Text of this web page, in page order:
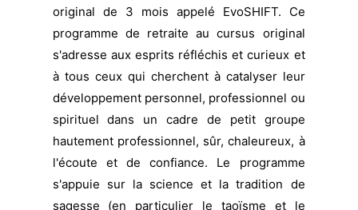
original de 3 mois appelé EvoSHIFT. Ce
programme de retraite au cursus original
s'adresse aux esprits réfléchis et curieux et
à tous ceux qui cherchent à catalyser leur
développement personnel, professionnel ou
spirituel dans un cadre de petit groupe
hautement professionnel, sûr, chaleureux, à
l'écoute et de confiance. Le programme
s'appuie sur la science et la tradition de
sagesse (en particulier le taoïsme et le